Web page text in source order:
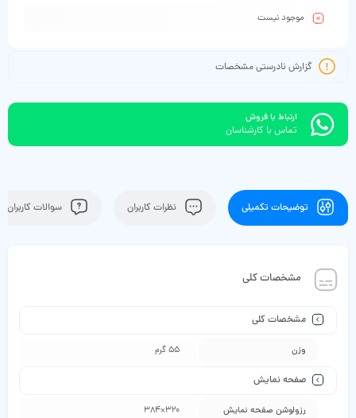
موجود نیست
گزارش نادرستی مشخصات
ارتباط با فروش
تماس با کارشناسان
توضیحات تکمیلی نظرات کاربران سوالات کاربران
مشخصات کلی
مشخصات کلی
وزن 55 گرم
صفحه نمایش
رزولوشن صفحه نمایش 320×384